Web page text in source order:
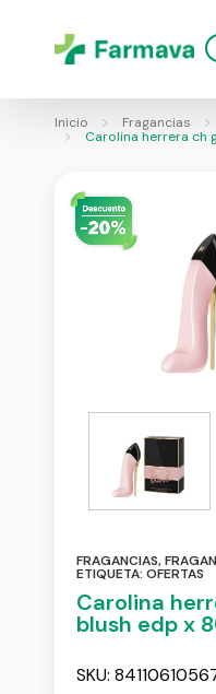
Inicio Fragancias
Carolina herrera ch
FRAGANCIAS,
ETIQUETA: OFERTAS
Carolina
blush edp x
SKU: